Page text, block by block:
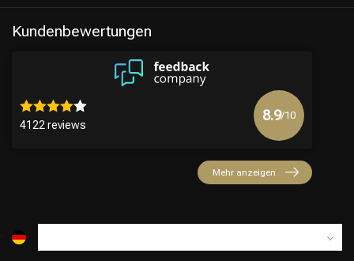
Kundenbewertungen
4122 reviews
8.9/10
Mehr anzeigen